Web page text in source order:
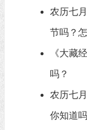
农历七
节吗？
《大藏
吗？
农历七
你知道